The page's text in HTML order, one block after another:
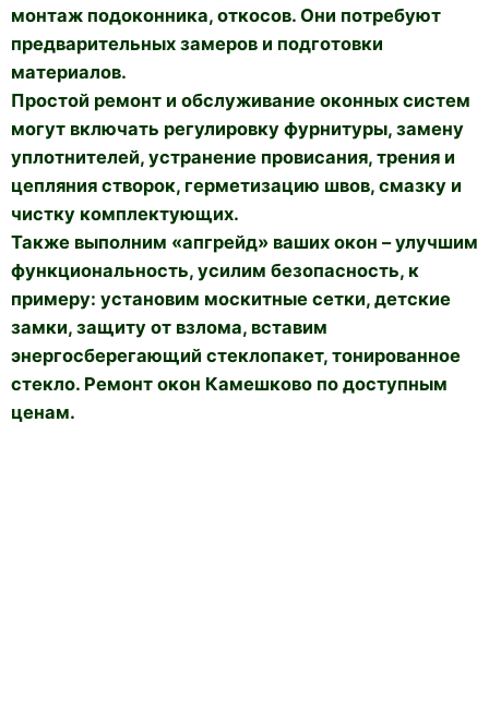
монтаж подоконника, откосов. Они потребуют
предварительных замеров и подготовки
материалов.
Простой ремонт и обслуживание оконных систем
могут включать регулировку фурнитуры, замену
уплотнителей, устранение провисания, трения и
цепляния створок, герметизацию швов, смазку и
чистку комплектующих.
Также выполним «апгрейд» ваших окон – улучшим
функциональность, усилим безопасность, к
примеру: установим москитные сетки, детские
замки, защиту от взлома, вставим
энергосберегающий стеклопакет, тонированное
стекло. Ремонт окон Камешково по доступным
ценам.